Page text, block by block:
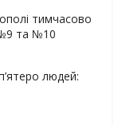
тимчасово
та №10
людей: